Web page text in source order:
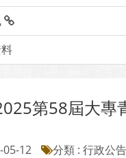
第58屆大專
05-12
分類 : 行政公告